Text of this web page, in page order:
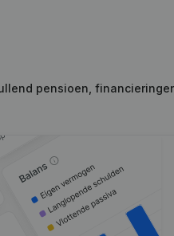
pensioen,